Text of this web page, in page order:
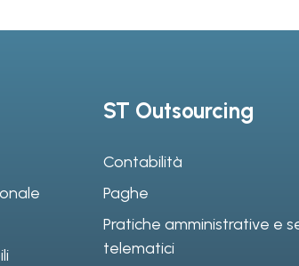
ST Outsourcing
Contabilità
Paghe
Pratiche amministrative e
telematici